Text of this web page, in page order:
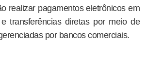
realizar pagamentos eletrônicos em
transferências diretas por meio de
por bancos comerciais.